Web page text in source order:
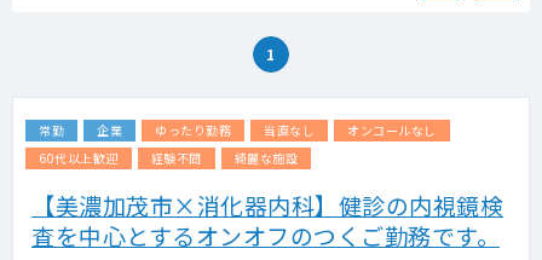
1
常勤 企業 ゆったり勤務 当直なし
オンコールなし
60代以上歓迎
経験不問 綺麗な施設
【美濃加茂市×消化器内科】健診の内視鏡検
査を中心とするオンオフのつくご勤務です。